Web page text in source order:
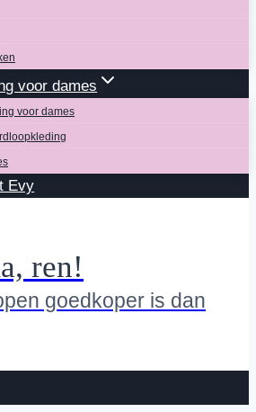
voor dames
voor dames
Evy
ren!
goedkoper is dan